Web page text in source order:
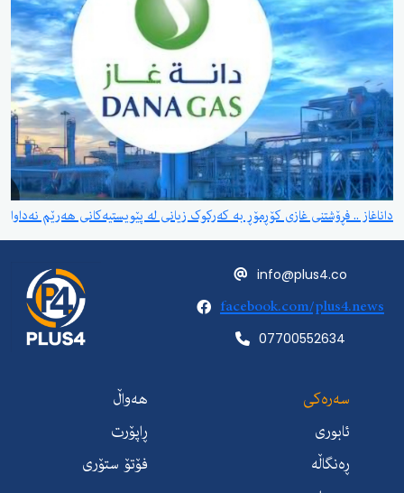
داناغاز .. فڕۆشتنی غازی کۆڕمۆڕ بە کەرکوک زیانی لە پێویستیەکانی هەرێم نەداوا
info@plus4.co
facebook.com/plus4.news
07700552634
سەرەکی
هەواڵ
ئابوری
ڕاپۆرت
ڕەنگاڵە
فۆتۆ ستۆری